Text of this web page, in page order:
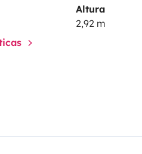
sont musé de la grande
l’un des bars à bière.
Crécy-la-Chapelle est bordée
Altura
2,92 m